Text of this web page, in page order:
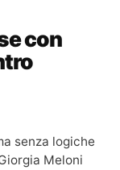
con
senza logiche
Meloni